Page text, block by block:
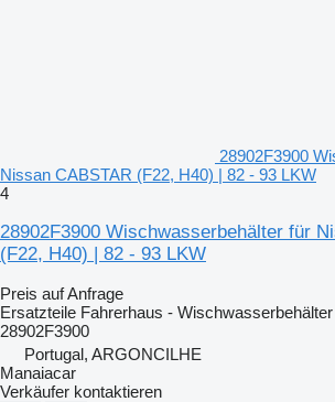
28902F3900
Nissan CABSTAR (F22, H40) | 82 - 93 LKW
4
28902F3900 Wischwasserbehälter für
(F22, H40) | 82 - 93 LKW
Preis auf Anfrage
Ersatzteile Fahrerhaus - Wischwasserbehälter
28902F3900
Portugal, ARGONCILHE
Manaiacar
Verkäufer kontaktieren